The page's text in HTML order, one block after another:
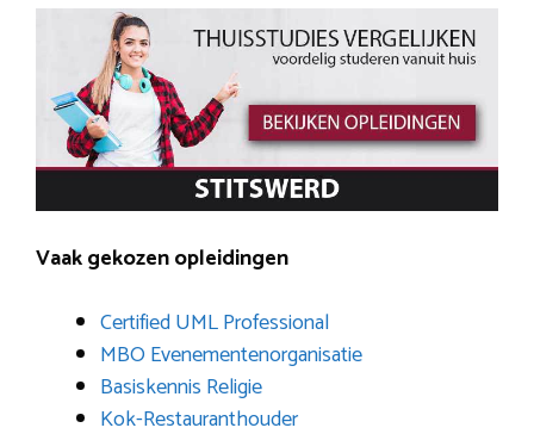
Vaak gekozen opleidingen
Certified UML Professional
MBO Evenementenorganisatie
Basiskennis Religie
Kok-Restauranthouder